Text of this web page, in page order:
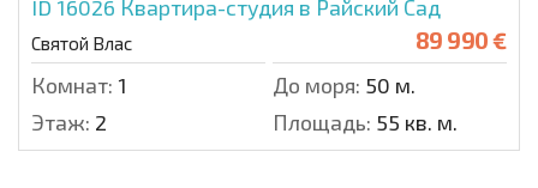
ID 16026 Квартира-студия в Райский Сад
Святой Влас 89 990 €
Комнат: 1 До моря: 50 м.
Этаж: 2 Площадь: 55 кв. м.